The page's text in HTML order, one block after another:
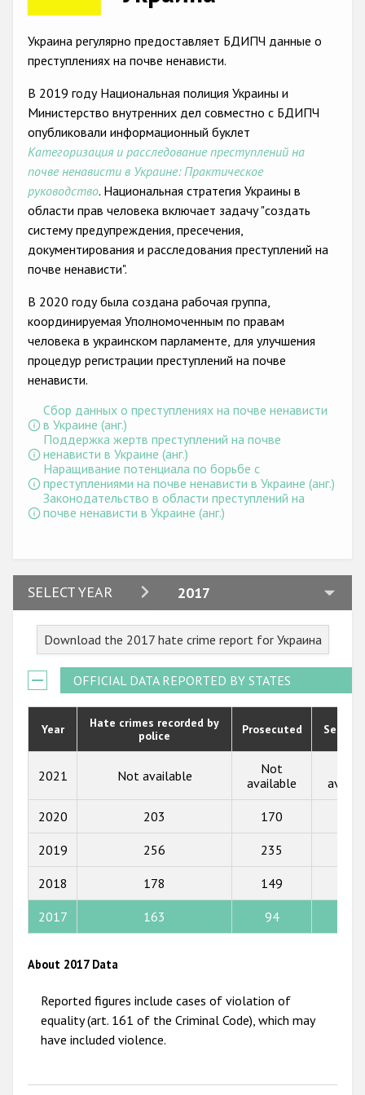
Anti-Roma hate crime
Anti-Semitic hate crime
Anti-Muslim hate crime
Anti-Christian hate crime
Other hate crime based on religion or belief
Anti-LGBTI hate crime
Проекты БДИПЧ
Организации гражданского общества
Государства-участники
Украина регулярно предоставляет БДИПЧ данные о
преступлениях на почве ненависти.
В 2019 году Национальная полиция Украины и
Министерство внутренних дел совместно с БДИПЧ
опубликовали информационный буклет
Категоризация и расследование преступлений на
почве ненависти в Украине: Практическое
руководство. Национальная стратегия Украины в
области прав человека включает задачу "создать
систему предупреждения, пресечения,
документирования и расследования преступлений на
почве ненависти".
В 2020 году была создана рабочая группа,
координируемая Уполномоченным по правам
человека в украинском парламенте, для улучшения
процедур регистрации преступлений на почве
ненависти.
Сбор данных о преступлениях на почве ненависти
в Украине (анг.)
Поддержка жертв преступлений на почве
ненависти в Украине (анг.)
Наращивание потенциала по борьбе с
преступлениями на почве ненависти в Украине (анг.)
Законодательство в области преступлений на
почве ненависти в Украине (анг.)
SELECT YEAR 2017
2024
2022
2021
2020
2017
2010
2009
Download the 2017 hate crime report for Украина
OFFICIAL DATA REPORTED BY STATES
Year
Hate crimes recorded by
police
Prosecuted
2021 Not available
Not
available
2020 203 170
2019 256 235
2018 178 149
2017 163 94
About 2017 Data
Reported figures include cases of violation of
equality (art. 161 of the Criminal Code), which may
have included violence.